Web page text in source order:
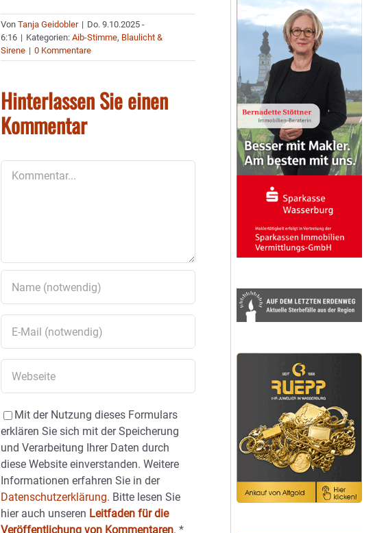
VonTanja Geidobler | Do. 9.10.2025 -
6:16 | Kategorien:Aib-Stimme, Blaulicht &
Sirene | 0 Kommentare
Hinterlassen Sie einen
Kommentar
Mit der Nutzung dieses Formulars
erklären Sie sich mit der Speicherung
und Verarbeitung Ihrer Daten durch
diese Website einverstanden. Weitere
Informationen erfahren Sie in der
Datenschutzerklärung. Bitte lesen Sie
hier auch unseren Leitfaden für die
Veröffentlichung von Kommentaren.*